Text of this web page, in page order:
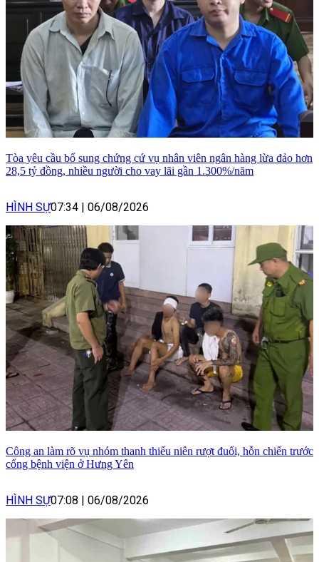
Tòa yêu cầu bổ sung chứng cứ vụ nhân viên ngân hàng lừa đảo hơn
28,5 tỷ đồng, nhiều người cho vay lãi gần 1.300%/năm
HÌNH SỰ07:34 06/08/2026
Công an làm rõ vụ nhóm thanh thiếu niên rượt đuổi, hỗn chiến trước
cổng bệnh viện ở Hưng Yên
HÌNH SỰ07:08 06/08/2026